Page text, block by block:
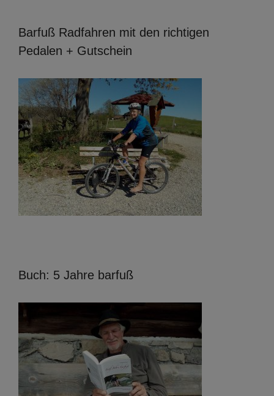
Barfuß Radfahren mit den richtigen
Pedalen + Gutschein
Buch: 5 Jahre barfuß